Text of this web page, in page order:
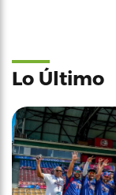
Lo Último